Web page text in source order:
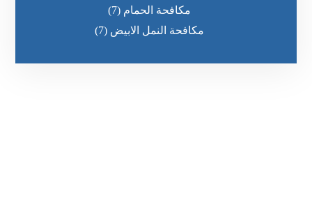
مكافحة الحمام (7)
مكافحة النمل الابيض (7)